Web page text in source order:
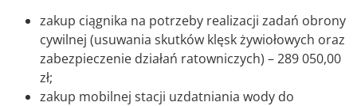
zakup ciągnika na potrzeby realizacji zadań obrony
cywilnej (usuwania skutków klęsk żywiołowych oraz
zabezpieczenie działań ratowniczych) – 289 050,00
zł;
zakup mobilnej stacji uzdatniania wody do